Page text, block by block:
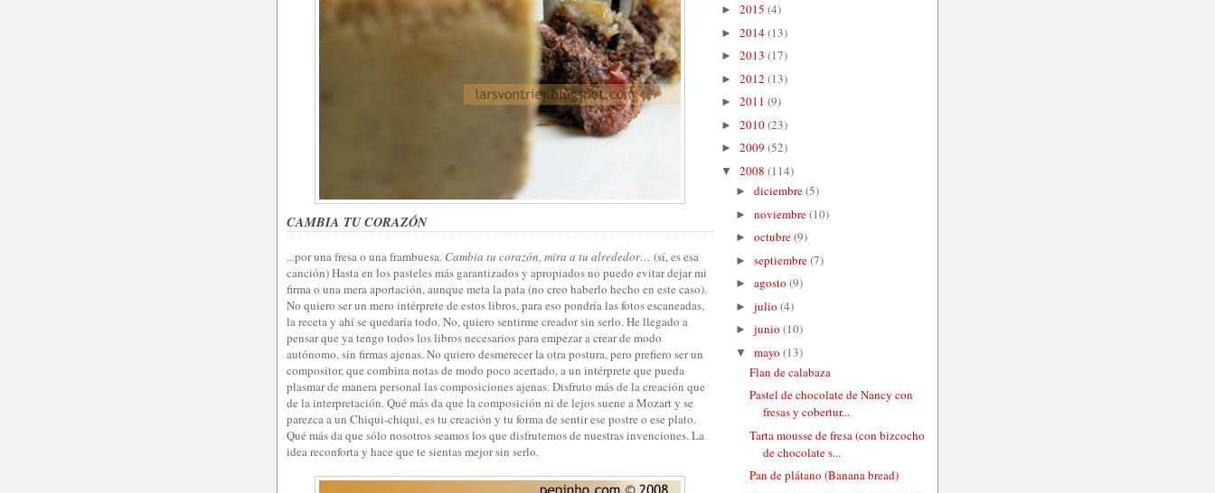
CAMBIA TU CORAZÓN
...por una fresa o una frambuesa. Cambia tu corazón, mira a tu alrededor… (sí, es esa
canción) Hasta en los pasteles más garantizados y apropiados no puedo evitar dejar mi
firma o una mera aportación, aunque meta la pata (no creo haberlo hecho en este caso).
No quiero ser un mero intérprete de estos libros, para eso pondría las fotos escaneadas,
la receta y ahí se quedaría todo. No, quiero sentirme creador sin serlo. He llegado a
pensar que ya tengo todos los libros necesarios para empezar a crear de modo
autónomo, sin firmas ajenas. No quiero desmerecer la otra postura, pero prefiero ser un
compositor, que combina notas de modo poco acertado, a un intérprete que pueda
plasmar de manera personal las composiciones ajenas. Disfruto más de la creación que
de la interpretación. Qué más da que la composición ni de lejos suene a Mozart y se
parezca a un Chiqui-chiqui, es tu creación y tu forma de sentir ese postre o ese plato.
Qué más da que sólo nosotros seamos los que disfrutemos de nuestras invenciones. La
idea reconforta y hace que te sientas mejor sin serlo.
► 2015 (4)
► 2014(13)
► 2013 (17)
► 2012 (13)
► 2011 (9)
► 2010(23)
► 2009 (52)
▼ 2008 (114)
► diciembre(5)
► noviembre(10)
► octubre(9)
► septiembre(7)
► agosto (9)
► julio (4)
► junio (10)
▼ mayo (13)
Flan de calabaza
Pastel de chocolate de Nancy con
fresas y cobertur...
Tarta mousse de fresa (con bizcocho
de chocolate s...
Pan de plátano (Banana bread)